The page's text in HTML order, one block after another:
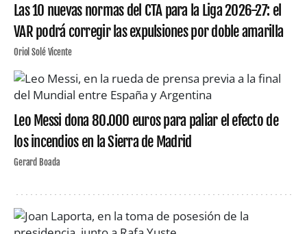
Las 10 nuevas normas del CTA para la Liga 2026-27: el
VAR podrá corregir las expulsiones por doble amarilla
Oriol Solé Vicente
Leo Messi dona 80.000 euros para paliar el efecto de
los incendios en la Sierra de Madrid
Gerard Boada